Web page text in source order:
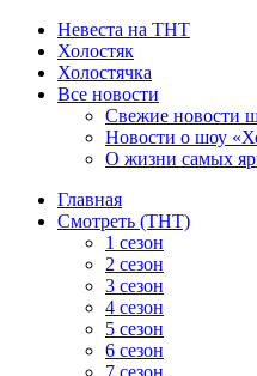
Невеста на ТНТ
Холостяк
Холостячка
Все новости
Свежие новости
Новости о шоу
О жизни самых
Главная
Смотреть (ТНТ)
1 сезон
2 сезон
3 сезон
4 сезон
5 сезон
6 сезон
7 сезон